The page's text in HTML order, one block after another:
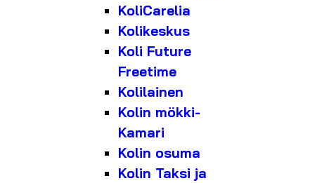
KoliCarelia
Kolikeskus
Koli Future
Freetime
Kolilainen
Kolin mökki-
Kamari
Kolin osuma
Kolin Taksi ja